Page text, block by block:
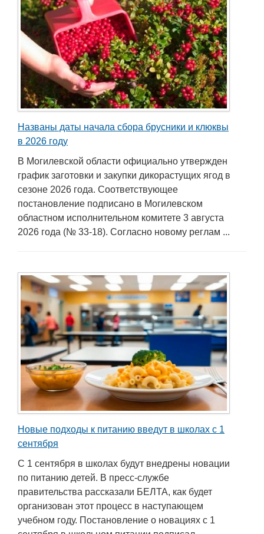
Названы даты начала сбора брусники и клюквы
в 2026 году
В Могилевской области официально утвержден
график заготовки и закупки дикорастущих ягод в
сезоне 2026 года. Соответствующее
постановление подписано в Могилевском
областном исполнительном комитете 3 августа
2026 года (№ 33-18). Согласно новому реглам ...
Новые подходы к питанию введут в школах с 1
сентября
С 1 сентября в школах будут внедрены новации
по питанию детей. В пресс-службе
правительства рассказали БЕЛТА, как будет
организован этот процесс в наступающем
учебном году. Постановление о новациях с 1